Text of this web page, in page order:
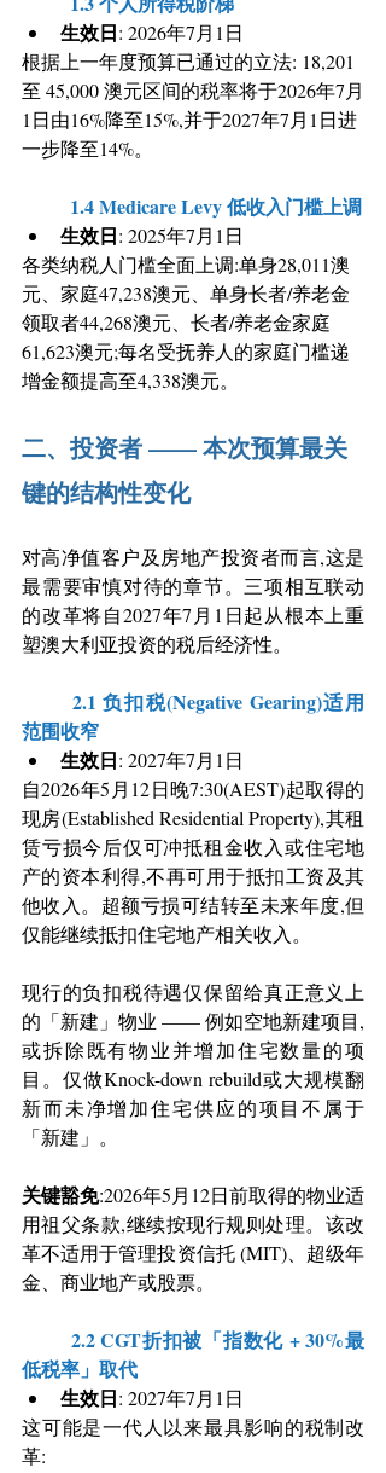
生效日: 2026年7月1日
根据上一年度预算已通过的立法: 18,201
至 45,000 澳元区间的税率将于2026年7月
1日由16%降至15%,并于2027年7月1日进
一步降至14%。
	1.4 Medicare Levy 低收入门槛上调
生效日: 2025年7月1日
各类纳税人门槛全面上调:单身28,011澳
元、家庭47,238澳元、单身长者/养老金
领取者44,268澳元、长者/养老金家庭
61,623澳元;每名受抚养人的家庭门槛递
增金额提高至4,338澳元。
二、投资者 —— 本次预算最关
键的结构性变化
对高净值客户及房地产投资者而言,这是
最需要审慎对待的章节。三项相互联动
的改革将自2027年7月1日起从根本上重
塑澳大利亚投资的税后经济性。
范围收窄
生效日: 2027年7月1日
自2026年5月12日晚7:30(AEST)起取得的
现房(Established Residential Property),其租
赁亏损今后仅可冲抵租金收入或住宅地
产的资本利得,不再可用于抵扣工资及其
他收入。超额亏损可结转至未来年度,但
仅能继续抵扣住宅地产相关收入。
现行的负扣税待遇仅保留给真正意义上
的「新建」物业 —— 例如空地新建项目,
或拆除既有物业并增加住宅数量的项
目。仅做Knock-down rebuild或大规模翻
新而未净增加住宅供应的项目不属于
「新建」。
关键豁免:2026年5月12日前取得的物业适
用祖父条款,继续按现行规则处理。该改
革不适用于管理投资信托 (MIT)、超级年
金、商业地产或股票。
低税率」取代
生效日: 2027年7月1日
这可能是一代人以来最具影响的税制改
革: